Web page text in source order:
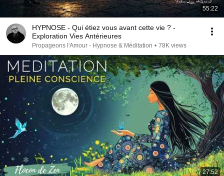
55:22
HYPNOSE - Qui étiez vous avant cette vie ? -
Exploration Vies Antérieures
Propageons l'Amour - Hypnose & Méditation • 78K views
27:52